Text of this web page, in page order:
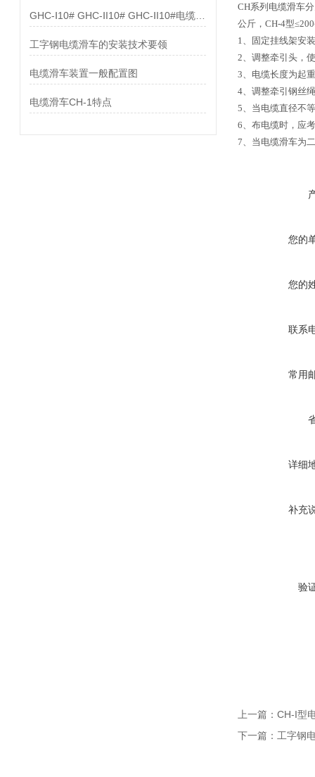
工字钢电缆滑车的安装技术要领
电缆滑车装置一般配置图
电缆滑车CH-1特点
CH系列电缆滑车
公斤， CH-4型≤200
1、
固定挂线架安
2、调整牵引头，
3、电缆长度为起
4、调整牵引钢丝
5、当电缆直径不
6、布电缆时，应
7、当电缆滑车为
您的
您的
联系
常用
详细
补充
验
上一篇： CH-I型
下一篇： 工字钢